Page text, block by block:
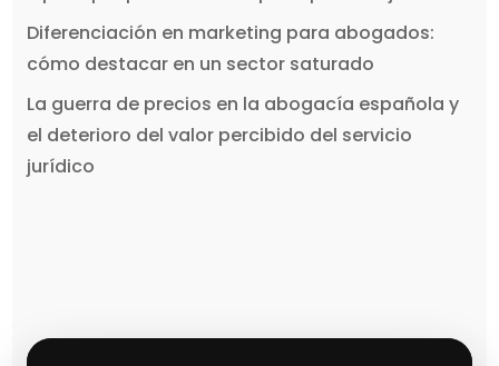
Diferenciación en marketing para abogados:
cómo destacar en un sector saturado
La guerra de precios en la abogacía española y
el deterioro del valor percibido del servicio
jurídico